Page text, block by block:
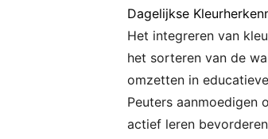
Dagelijkse
Het integreren van
het sorteren van de
omzetten in
Peuters aanmoedigen
actief leren